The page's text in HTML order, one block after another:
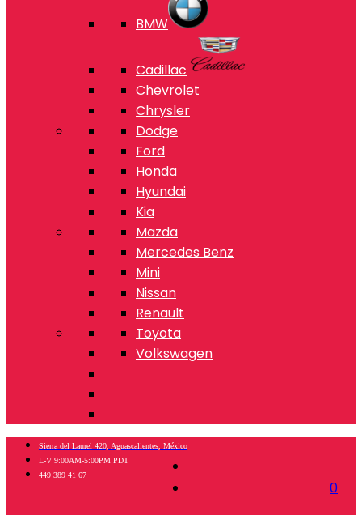
BMW
Cadillac
Chevrolet
Chrysler
Dodge
Ford
Honda
Hyundai
Kia
Mazda
Mercedes Benz
Mini
Nissan
Renault
Toyota
Volkswagen
0
Sierra del Laurel 420, Aguascalientes, México
L-V 9:00AM-5:00PM PDT
449 389 41 67